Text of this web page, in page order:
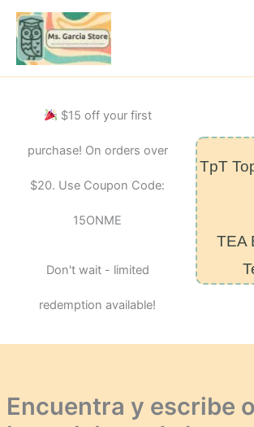
Skip
content
$15 off your first
purchase! On orders over
$20. Use Coupon Code:
15ONME
Don't wait - limited
redemption available!
TpT
TEA
Encuentra y escribe
traza
las
palabras
de
la
Primer
quantity